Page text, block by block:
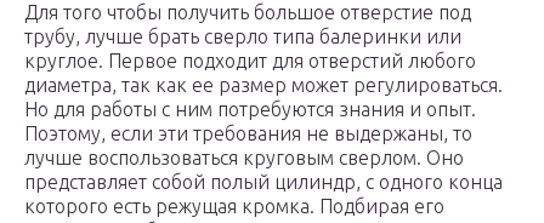
Для того чтобы получить большое отверстие под
трубу, лучше брать сверло типа балеринки или
круглое. Первое подходит для отверстий любого
диаметра, так как ее размер может регулироваться.
Но для работы с ним потребуются знания и опыт.
Поэтому, если эти требования не выдержаны, то
лучше воспользоваться круговым сверлом. Оно
представляет собой полый цилиндр, с одного конца
которого есть режущая кромка. Подбирая его